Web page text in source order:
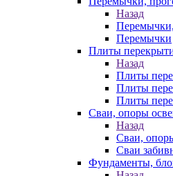
Назад
Перемычки
Плиты
Назад
Плиты
Плиты
Плиты
Сваи, опоры
Назад
Сваи,
Сваи
Фундаменты,